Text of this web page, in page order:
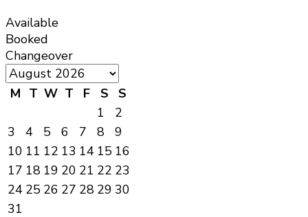
Available
Booked
Changeover
M T W T F S
S
1
2
3
4 5 6 7 8
9
10 11 12 13 14 15 16
17 18 19 20 21 22 23
24 25 26 27 28 29 30
31